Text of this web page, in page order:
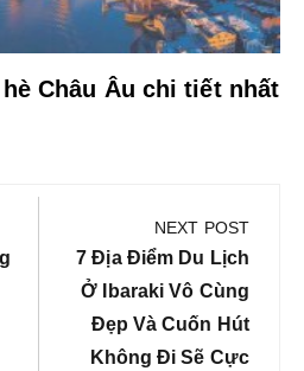
Châu Âu chi tiết nhất
NEXT POST
Next
Post:
7 Địa Điểm Du Lịch
Ở Ibaraki Vô Cùng
Đẹp Và Cuốn Hút
Không Đi Sẽ Cực